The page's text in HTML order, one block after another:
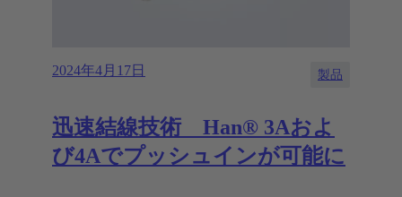
2024年4月17日 製品
迅速結線技術 Han® 3Aおよ
び4Aでプッシュインが可能に